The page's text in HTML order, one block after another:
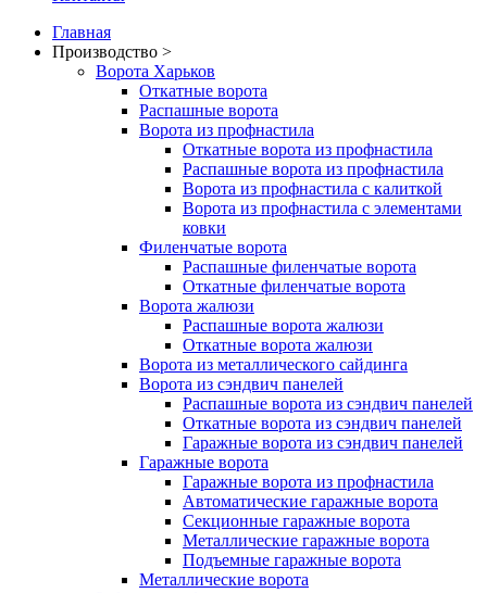
Главная
Производство >
Ворота Харьков
Откатные ворота
Распашные ворота
Ворота из профнастила
Откатные ворота из профнастила
Распашные ворота из профнастила
Ворота из профнастила с калиткой
Ворота из профнастила с элементами
ковки
Филенчатые ворота
Распашные филенчатые ворота
Откатные филенчатые ворота
Ворота жалюзи
Распашные ворота жалюзи
Откатные ворота жалюзи
Ворота из металлического сайдинга
Ворота из сэндвич панелей
Распашные ворота из сэндвич панелей
Откатные ворота из сэндвич панелей
Гаражные ворота из сэндвич панелей
Гаражные ворота
Гаражные ворота из профнастила
Автоматические гаражные ворота
Секционные гаражные ворота
Металлические гаражные ворота
Подъемные гаражные ворота
Металлические ворота